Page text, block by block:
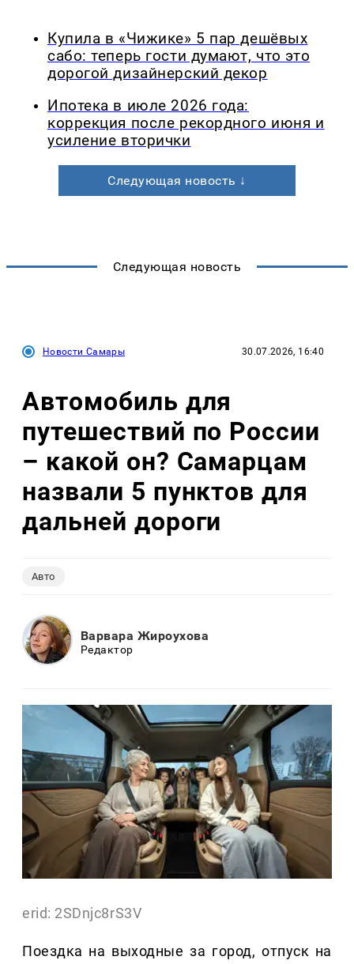
Купила в «Чижике» 5 пар дешёвых
сабо: теперь гости думают, что это
дорогой дизайнерский декор
Ипотека в июле 2026 года:
коррекция после рекордного июня и
усиление вторички
Следующая новость ↓
Следующая новость
Новости Самары 30.07.2026, 16:40
Автомобиль для
путешествий по России
– какой он? Самарцам
назвали 5 пунктов для
дальней дороги
Авто
Варвара Жироухова
Редактор
erid: 2SDnjc8rS3V
Поездка на выходные за город, отпуск на